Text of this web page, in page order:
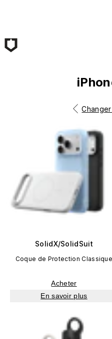
SolidX/SolidSuit
Coque de Protection Classique
Acheter
En savoir plus